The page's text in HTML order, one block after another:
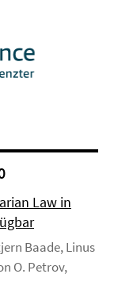
Law in
Baade, Linus
O. Petrov,